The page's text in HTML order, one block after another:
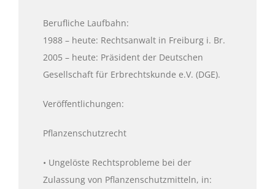
Berufliche Laufbahn:
1988 – heute: Rechtsanwalt in Freiburg i. Br.
2005 – heute: Präsident der Deutschen
Gesellschaft für Erbrechtskunde e.V. (DGE).
Veröffentlichungen:
Pflanzenschutzrecht
• Ungelöste Rechtsprobleme bei der
Zulassung von Pflanzenschutzmitteln, in: